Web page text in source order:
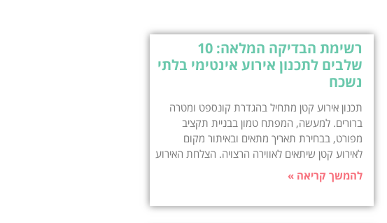
רשימת הבדיקה המלאה: 10
שלבים לתכנון אירוע אינטימי בלתי
נשכח
תכנון אירוע קטן מתחיל בהגדרת קונספט ומטרה
ברורים. למעשה, המפתח טמון בבניית תקציב
מפורט, בבחירת תאריך מתאים ובאיתור מקום
לאירוע קטן שיתאים לאווירה הרצויה. הצלחת האירוע
להמשך קריאה »